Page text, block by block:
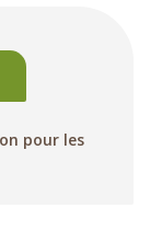
pour les